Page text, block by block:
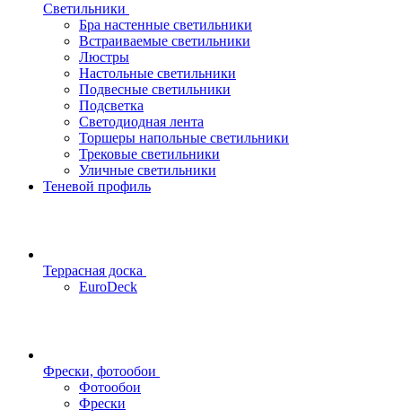
Светильники
Бра настенные светильники
Встраиваемые светильники
Люстры
Настольные светильники
Подвесные светильники
Подсветка
Светодиодная лента
Торшеры напольные светильники
Трековые светильники
Уличные светильники
Теневой профиль
Террасная доска
EuroDeck
Фрески, фотообои
Фотообои
Фрески